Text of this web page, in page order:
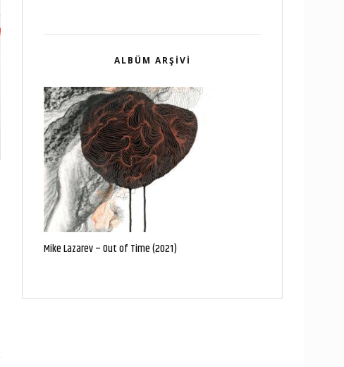
ALBÜM ARŞIVI
Mike Lazarev – Out of Time (2021)